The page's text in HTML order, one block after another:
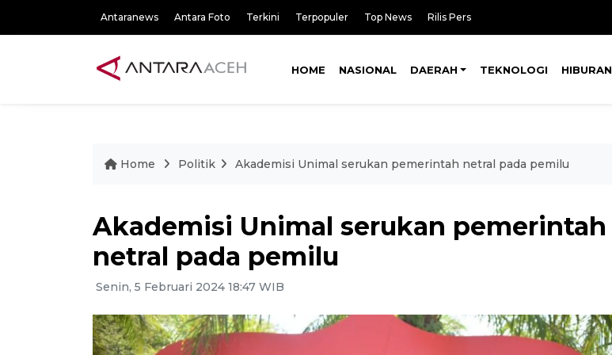
Antaranews Antara Foto Terkini Terpopuler Top News Rilis Pers
HOME NASIONAL DAERAH TEKNOLOGI HIBURAN
Home Politik Akademisi Unimal serukan pemerintah netral pada pemilu
Akademisi Unimal serukan pemerintah
netral pada pemilu
Senin, 5 Februari 2024 18:47 WIB